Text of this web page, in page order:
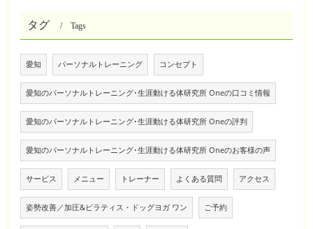
タグ Tags
愛知 パーソナルトレーニング コンセプト
愛知のパーソナルトレーニング･生涯動ける体研究所 Oneの口コミ情報
愛知のパーソナルトレーニング･生涯動ける体研究所 Oneの評判
愛知のパーソナルトレーニング･生涯動ける体研究所 Oneのお客様の声
サービス メニュー トレーナー よくある質問 アクセス
姿勢改善／加圧&ピラティス・ドッグヨガ ワン ご予約